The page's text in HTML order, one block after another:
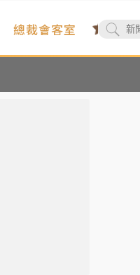
總裁會客室